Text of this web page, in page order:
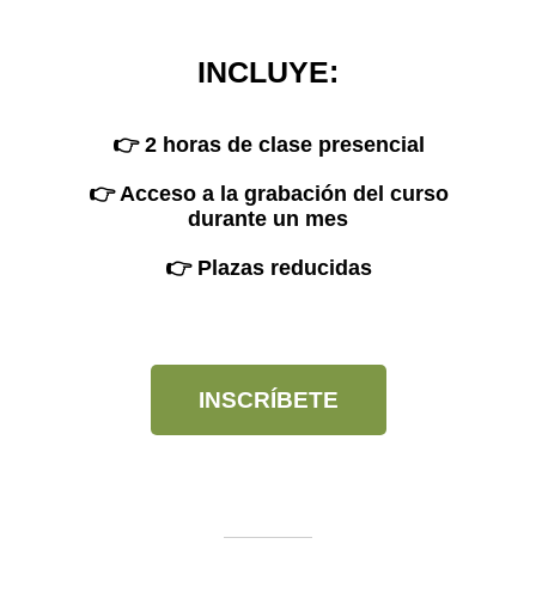
INCLUYE:
👉 2 horas de clase presencial
👉 Acceso a la grabación del curso
durante un mes
👉 Plazas reducidas
INSCRÍBETE